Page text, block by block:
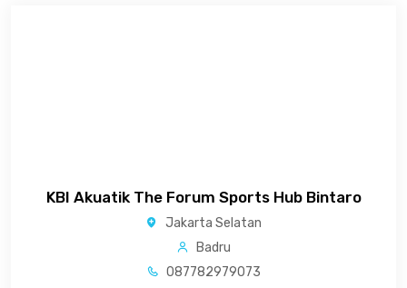
KBI Akuatik The Forum Sports Hub Bintaro
Jakarta Selatan
Badru
087782979073